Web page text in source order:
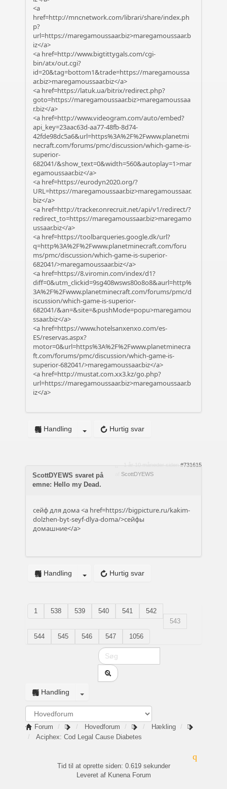
<a
href=http://mncnetwork.com/librari/share/index.ph
p?
url=https://maregamoussaar.biz>maregamoussaar.b
iz</a>
<a href=http://www.bigtittygals.com/cgi-
bin/atx/out.cgi?
id=20&tag=bottom1&trade=https://maregamoussa
ar.biz>maregamoussaar.biz</a>
<a href=https://latuk.ua/bitrix/redirect.php?
goto=https://maregamoussaar.biz>maregamoussaa
r.biz</a>
<a href=http://www.videogram.com/auto/embed?
api_key=23aac63d-aa77-48fb-8d74-
42fde98dc5a6&url=https%3A%2F%2Fwww.planetmi
necraft.com/forums/pmc/discussion/which-game-is-
superior-
682041/&show_text=0&width=560&autoplay=1>mar
egamoussaar.biz</a>
<a href=https://eurodyn2020.org/?
URL=https://maregamoussaar.biz>maregamoussaar.
biz</a>
<a href=http://tracker.onrecruit.net/api/v1/redirect/?
redirect_to=https://maregamoussaar.biz>maregamo
ussaar.biz</a>
<a href=https://toolbarqueries.google.dk/url?
q=http%3A%2F%2Fwww.planetminecraft.com/foru
ms/pmc/discussion/which-game-is-superior-
682041/>maregamoussaar.biz</a>
<a href=https://8.viromin.com/index/d1?
diff=0&utm_clickid=9sg408wsws80o8o8&aurl=http%
3A%2F%2Fwww.planetminecraft.com/forums/pmc/d
iscussion/which-game-is-superior-
682041/&an=&site=&pushMode=popu>maregamou
ssaar.biz</a>
<a href=https://www.hotelsanxenxo.com/es-
ES/reservas.aspx?
motor=0&url=https%3A%2F%2Fwww.planetminecra
ft.com/forums/pmc/discussion/which-game-is-
superior-682041/>maregamoussaar.biz</a>
<a href=http://mustat.com.xx3.kz/go.php?
url=https://maregamoussaar.biz>maregamoussaar.b
iz</a>
Hurtig svar
Handling
#731615
ScottDYEWS
ScottDYEWS svaret på
emne: Hello my Dead.
сейф для дома <a href=https://bigpicture.ru/kakim-
dolzhen-byt-seyf-dlya-doma/>сейфы
домашние</a>
Hurtig svar
Handling
1 538 539 540 541
542
543
544
545 546 547 1056
Handling
Forum Hovedforum
Hækling
Aciphex: Cod Legal Cause Diabetes
Tid til at oprette siden: 0.619 sekunder
Leveret af Kunena Forum